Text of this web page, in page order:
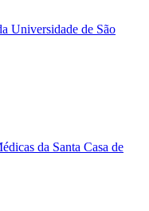
Universidade de São
da Santa Casa de